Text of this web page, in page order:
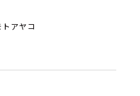
トアヤコ